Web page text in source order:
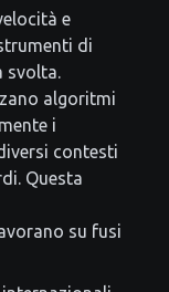
e
di
svolta.
algoritmi
i
contesti
Questa
su fusi